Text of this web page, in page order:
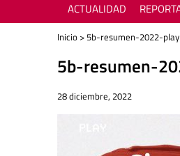
ACTUALIDAD
Inicio > 5b-resumen-2022-play
5b-resumen-
28 diciembre, 2022